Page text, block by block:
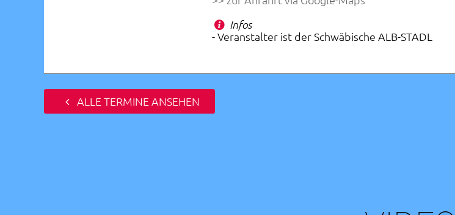
Infos
- Veranstalter ist der Schwäbische ALB-STADL
ALLE TERMINE ANSEHEN